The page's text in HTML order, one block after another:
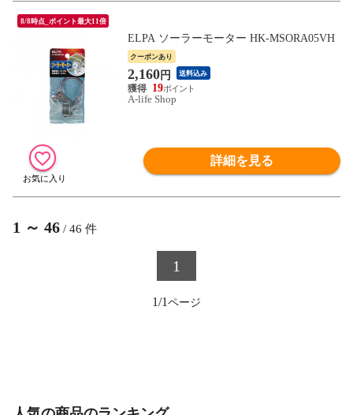
8/8時点_ポイント最大11倍
ELPA ソーラーモーター HK-MSORA05VH
クーポンあり
2,160円 送料込み
19
A-life Shop
詳細を見る
1 ～ 46 / 46 件
1
1/1